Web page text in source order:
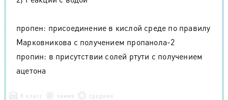
пропен: присоединение в кислой среде по правилу
Марковникова с получением пропанола-2
пропин: в присутствии солей ртути с получением
ацетона
8 класс химия средняя